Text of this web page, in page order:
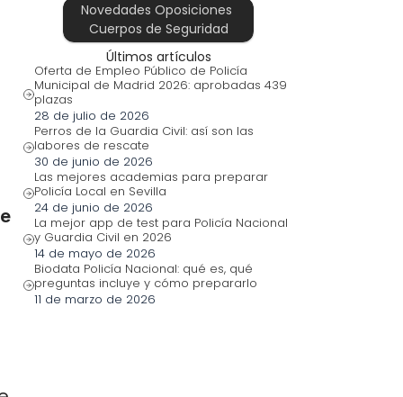
Novedades Oposiciones
Cuerpos de Seguridad
Últimos artículos
Oferta de Empleo Público de Policía
Municipal de Madrid 2026: aprobadas 439
plazas
28 de julio de 2026
Perros de la Guardia Civil: así son las
labores de rescate
30 de junio de 2026
Las mejores academias para preparar
Policía Local en Sevilla
24 de junio de 2026
La mejor app de test para Policía Nacional
y Guardia Civil en 2026
14 de mayo de 2026
Biodata Policía Nacional: qué es, qué
preguntas incluye y cómo prepararlo
11 de marzo de 2026